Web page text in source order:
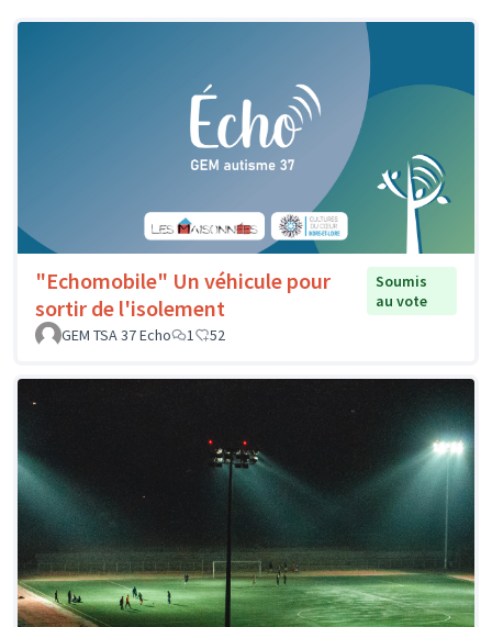
"Echomobile" Un véhicule pour
sortir de l'isolement
Soumis
au vote
GEM TSA 37 Echo
1 52